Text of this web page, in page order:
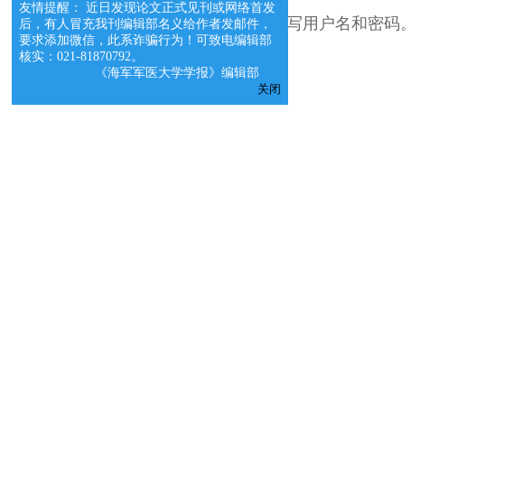
请在右边的输入框中填写用户名和密码。
友情提醒： 近日发现论文正式见刊或网络首发
后，有人冒充我刊编辑部名义给作者发邮件，
要求添加微信，此系诈骗行为！可致电编辑部
核实：021-81870792。
《海军军医大学学报》编辑部
关闭